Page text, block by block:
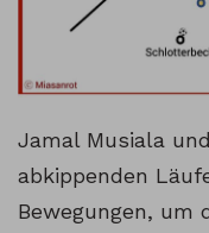
Jamal Musiala
abkippenden
Bewegungen, um